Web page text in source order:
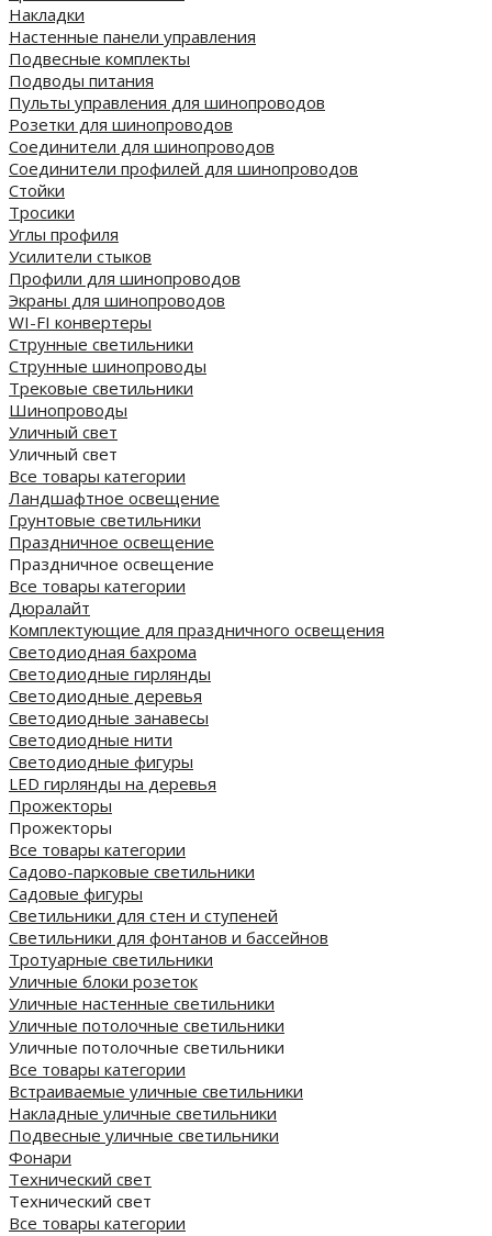
Накладки
Настенные панели управления
Подвесные комплекты
Подводы питания
Пульты управления для шинопроводов
Розетки для шинопроводов
Соединители для шинопроводов
Соединители профилей для шинопроводов
Стойки
Тросики
Углы профиля
Усилители стыков
Профили для шинопроводов
Экраны для шинопроводов
WI-FI конвертеры
Струнные светильники
Струнные шинопроводы
Трековые светильники
Шинопроводы
Уличный свет
Уличный свет
Все товары категории
Ландшафтное освещение
Грунтовые светильники
Праздничное освещение
Праздничное освещение
Все товары категории
Дюралайт
Комплектующие для праздничного освещения
Светодиодная бахрома
Светодиодные гирлянды
Светодиодные деревья
Светодиодные занавесы
Светодиодные нити
Светодиодные фигуры
LED гирлянды на деревья
Прожекторы
Прожекторы
Все товары категории
Садово-парковые светильники
Садовые фигуры
Светильники для стен и ступеней
Светильники для фонтанов и бассейнов
Тротуарные светильники
Уличные блоки розеток
Уличные настенные светильники
Уличные потолочные светильники
Уличные потолочные светильники
Все товары категории
Встраиваемые уличные светильники
Накладные уличные светильники
Подвесные уличные светильники
Фонари
Технический свет
Технический свет
Все товары категории